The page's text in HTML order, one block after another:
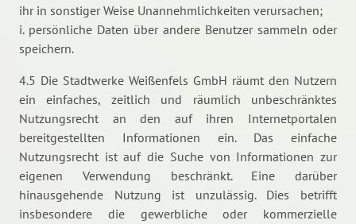
ihr in sonstiger Weise Unannehmlichkeiten verursachen;
i. persönliche Daten über andere Benutzer sammeln oder
speichern.
4.5 Die Stadtwerke Weißenfels GmbH räumt den Nutzern
ein einfaches, zeitlich und räumlich unbeschränktes
Nutzungsrecht an den auf ihren Internetportalen
bereitgestellten Informationen ein. Das einfache
Nutzungsrecht ist auf die Suche von Informationen zur
eigenen Verwendung beschränkt. Eine darüber
hinausgehende Nutzung ist unzulässig. Dies betrifft
insbesondere die gewerbliche oder kommerzielle